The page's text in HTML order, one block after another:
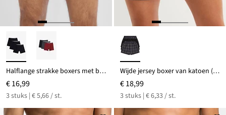
Halflange strakke boxers met biologisch katoen (set van 3)
€ 16,99
3 stuks | € 5,66 / st.
Wijde jersey boxer van katoen (set van 3)
€ 18,99
3 stuks | € 6,33 / st.